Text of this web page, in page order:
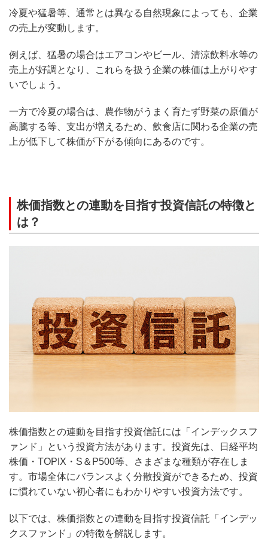
冷夏や猛暑等、通常とは異なる自然現象によっても、企業
の売上が変動します。
例えば、猛暑の場合はエアコンやビール、清涼飲料水等の
売上が好調となり、これらを扱う企業の株価は上がりやす
いでしょう。
一方で冷夏の場合は、農作物がうまく育たず野菜の原価が
高騰する等、支出が増えるため、飲食店に関わる企業の売
上が低下して株価が下がる傾向にあるのです。
株価指数との連動を目指す投資信託の特徴と
は？
株価指数との連動を目指す投資信託には「インデックスフ
ァンド」という投資方法があります。投資先は、日経平均
株価・TOPIX・S＆P500等、さまざまな種類が存在しま
す。市場全体にバランスよく分散投資ができるため、投資
に慣れていない初心者にもわかりやすい投資方法です。
以下では、株価指数との連動を目指す投資信託「インデッ
クスファンド」の特徴を解説します。